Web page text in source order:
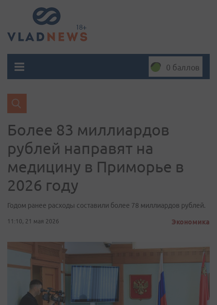
0 баллов
Более 83 миллиардов
рублей направят на
медицину в Приморье в
2026 году
Годом ранее расходы составили более 78 миллиардов рублей.
11:10, 21 мая 2026 Экономика